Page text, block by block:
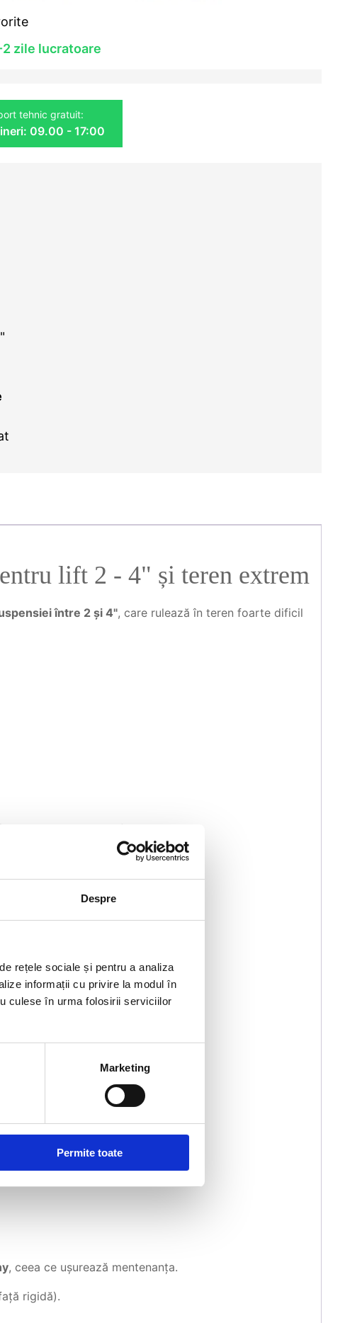
Despre
rețele sociale și pentru a analiza
informații cu privire la modul în
culese în urma folosirii serviciilor
Marketing
Permite toate
2 zile lucratoare
tehnic gratuit:
09.00 - 17:00
lift 2 - 4" și teren extrem
între 2 și 4", care rulează în teren foarte dificil
zona optimă după lift
, ceea ce ușurează mentenanța.
rigidă).